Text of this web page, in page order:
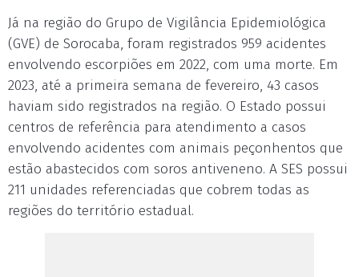
Já na região do Grupo de Vigilância Epidemiológica
(GVE) de Sorocaba, foram registrados 959 acidentes
envolvendo escorpiões em 2022, com uma morte. Em
2023, até a primeira semana de fevereiro, 43 casos
haviam sido registrados na região. O Estado possui
centros de referência para atendimento a casos
envolvendo acidentes com animais peçonhentos que
estão abastecidos com soros antiveneno. A SES possui
211 unidades referenciadas que cobrem todas as
regiões do território estadual.